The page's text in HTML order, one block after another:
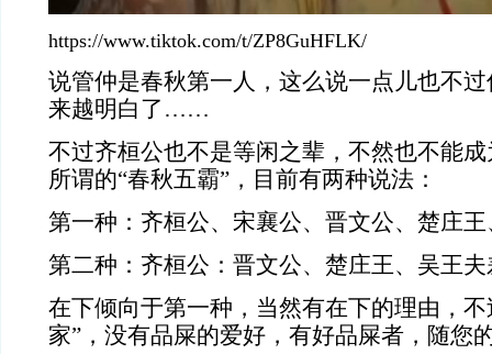
https://www.tiktok.com/t/ZP8GuHFLK/
说管仲是春秋第一人，这么说一点儿也不
来越明白了……
不过齐桓公也不是等闲之辈，不然也不能
所谓的“春秋五霸”，目前有两种说法：
第一种：齐桓公、宋襄公、晋文公、楚庄
第二种：齐桓公：晋文公、楚庄王、吴王
在下倾向于第一种，当然有在下的理由，
家”，没有品屎的爱好，有好品屎者，随您